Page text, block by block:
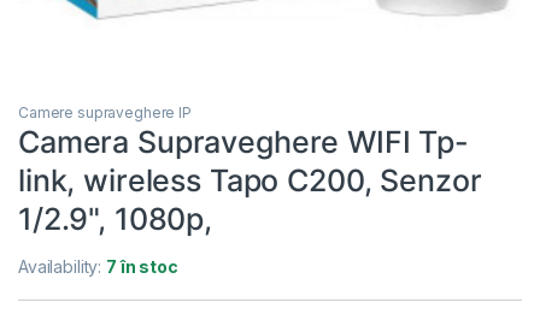
Camere supraveghere IP
Camera Supraveghere WIFI Tp-
link, wireless Tapo C200, Senzor
1/2.9", 1080p,
Availability: 7 în stoc